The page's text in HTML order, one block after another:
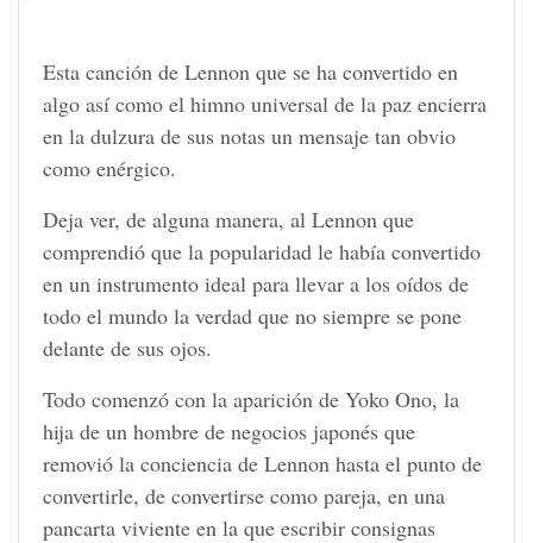
Esta canción de Lennon que se ha convertido en
algo así como el himno universal de la paz encierra
en la dulzura de sus notas un mensaje tan obvio
como enérgico.
Deja ver, de alguna manera, al Lennon que
comprendió que la popularidad le había convertido
en un instrumento ideal para llevar a los oídos de
todo el mundo la verdad que no siempre se pone
delante de sus ojos.
Todo comenzó con la aparición de Yoko Ono, la
hija de un hombre de negocios japonés que
removió la conciencia de Lennon hasta el punto de
convertirle, de convertirse como pareja, en una
pancarta viviente en la que escribir consignas